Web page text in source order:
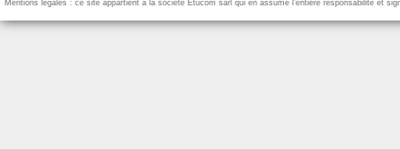
Mentions légales : ce site appartient à la société Etucom sàrl qui en assume l’entière responsabilité et